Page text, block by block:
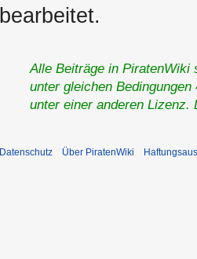
bearbeitet.
Alle Beiträge in PiratenWiki
unter gleichen
unter einer anderen
Datenschutz Über PiratenWiki